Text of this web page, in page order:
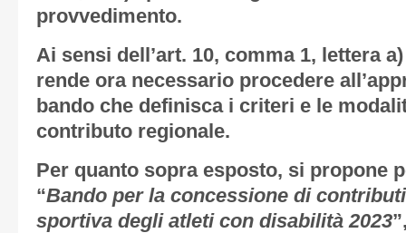
provvedimento.
Ai sensi dell’art. 10, comma 1, lettera
rende ora necessario procedere
bando che definisca i criteri e le
contributo regionale.
Per quanto sopra esposto, si propone
“Bando per la concessione di
sportiva degli atleti con disabilità 2023